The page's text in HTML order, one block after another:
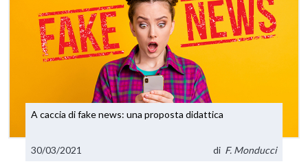
A caccia di fake news: una proposta didattica
30/03/2021 di F. Monducci